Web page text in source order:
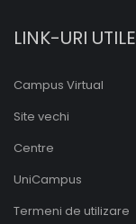
LINK-URI UTILE
Campus Virtual
Site vechi
Centre
UniCampus
Termeni de utilizare